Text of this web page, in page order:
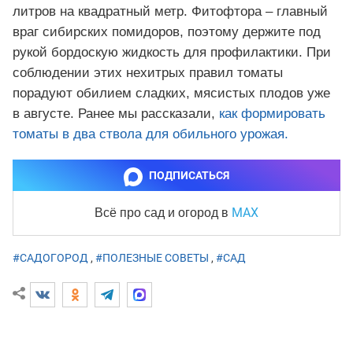
литров на квадратный метр. Фитофтора – главный
враг сибирских помидоров, поэтому держите под
рукой бордоскую жидкость для профилактики. При
соблюдении этих нехитрых правил томаты
порадуют обилием сладких, мясистых плодов уже
в августе. Ранее мы рассказали, как формировать
томаты в два ствола для обильного урожая.
ПОДПИСАТЬСЯ
Всё про сад и огород в MAX
#САДОГОРОД, #ПОЛЕЗНЫЕ СОВЕТЫ , #САД